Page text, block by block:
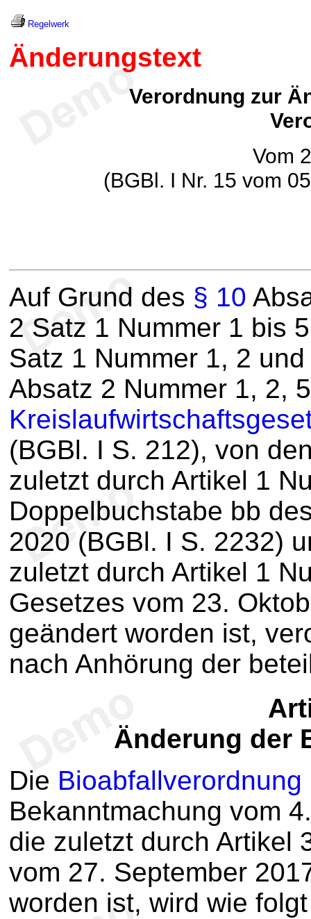
Regelwerk
Änderungstext
Verordnung zur
Vom
(BGBl. I Nr. 15 vom
Auf Grund des § 10
2 Satz 1 Nummer 1 bis
Satz 1 Nummer 1, 2
Absatz 2 Nummer 1, 2,
(BGBl. I S. 212), von
zuletzt durch Artikel 1
Doppelbuchstabe bb
2020 (BGBl. I S. 2232)
zuletzt durch Artikel 1
Gesetzes vom 23.
geändert worden ist,
nach Anhörung der
Änderung der
Die Bioabfallverordnung
Bekanntmachung vom
die zuletzt durch Artikel
vom 27. September
worden ist, wird wie